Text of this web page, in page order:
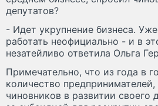
депутатов?
- Идет укрупнение бизнеса.
работать неофициально - и в
незатейливо ответила Ольга
Примечательно, что из года в
количество
чиновников в развитии своего